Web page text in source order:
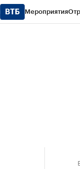
Мероприятия